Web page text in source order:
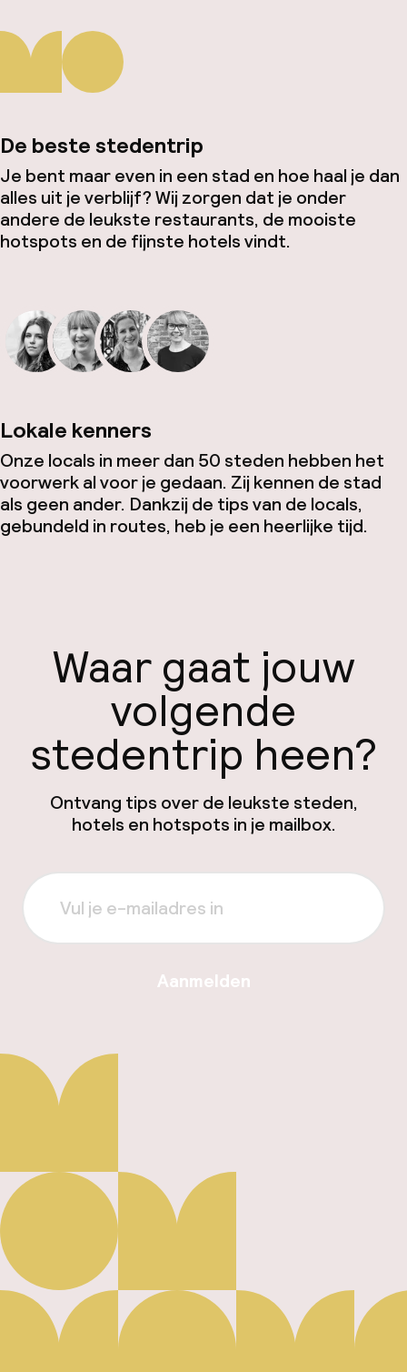
De beste stedentrip
Je bent maar even in een stad en hoe haal je dan
alles uit je verblijf? Wij zorgen dat je onder
andere de leukste restaurants, de mooiste
hotspots en de fijnste hotels vindt.
Lokale kenners
Onze locals in meer dan 50 steden hebben het
voorwerk al voor je gedaan. Zij kennen de stad
als geen ander. Dankzij de tips van de locals,
gebundeld in routes, heb je een heerlijke tijd.
Waar gaat jouw
volgende
stedentrip heen?
Ontvang tips over de leukste steden,
hotels en hotspots in je mailbox.
Aanmelden